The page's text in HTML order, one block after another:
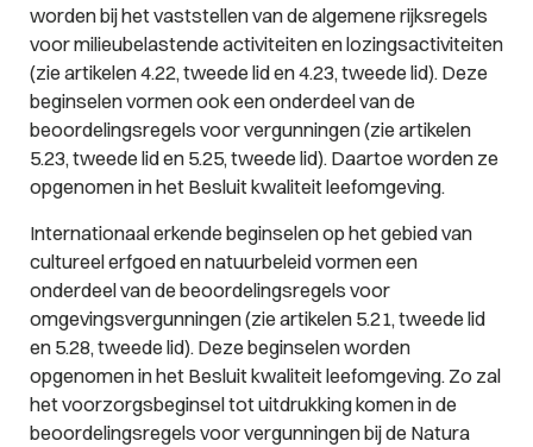
worden bij het vaststellen van de algemene rijksregels
voor milieubelastende activiteiten en lozingsactiviteiten
(zie artikelen 4.22, tweede lid en 4.23, tweede lid). Deze
beginselen vormen ook een onderdeel van de
beoordelingsregels voor vergunningen (zie artikelen
5.23, tweede lid en 5.25, tweede lid). Daartoe worden ze
opgenomen in het Besluit kwaliteit leefomgeving.
Internationaal erkende beginselen op het gebied van
cultureel erfgoed en natuurbeleid vormen een
onderdeel van de beoordelingsregels voor
omgevingsvergunningen (zie artikelen 5.21, tweede lid
en 5.28, tweede lid). Deze beginselen worden
opgenomen in het Besluit kwaliteit leefomgeving. Zo zal
het voorzorgsbeginsel tot uitdrukking komen in de
beoordelingsregels voor vergunningen bij de Natura